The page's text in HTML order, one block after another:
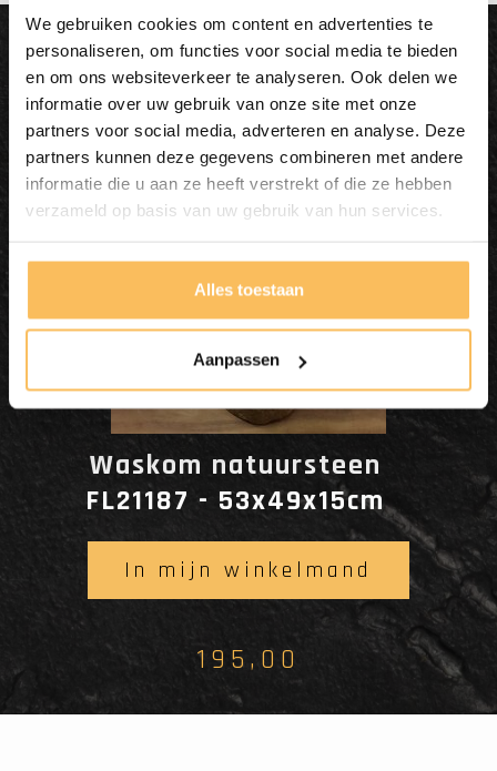
We gebruiken cookies om content en advertenties te
personaliseren, om functies voor social media te bieden
en om ons websiteverkeer te analyseren. Ook delen we
informatie over uw gebruik van onze site met onze
partners voor social media, adverteren en analyse. Deze
partners kunnen deze gegevens combineren met andere
informatie die u aan ze heeft verstrekt of die ze hebben
verzameld op basis van uw gebruik van hun services.
Alles toestaan
Aanpassen
Dit wordt'n
Enjoy
Waskom natuursteen
FL21187 - 53x49x15cm
In mijn winkelmand
195,00